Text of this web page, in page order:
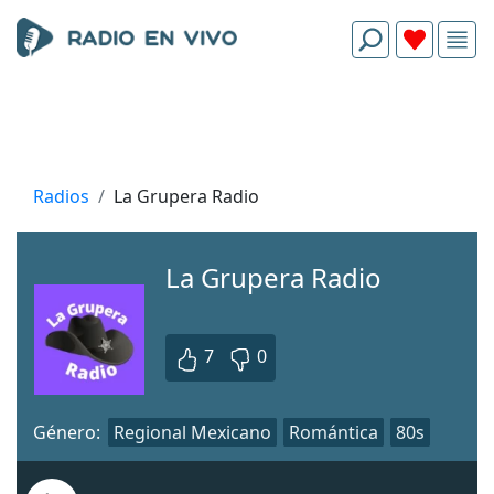
Radios La Grupera Radio
La Grupera Radio
7 0
Género: Regional Mexicano Romántica 80s